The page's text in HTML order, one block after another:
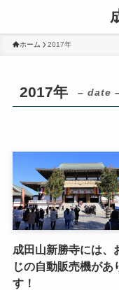
ホーム 2017年
2017年 – date
成田山新勝寺には、
じの自動販売機があ
す！